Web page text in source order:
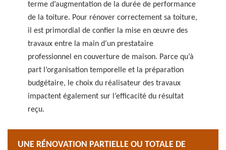
terme d’augmentation de la durée de performance
de la toiture. Pour rénover correctement sa toiture,
il est primordial de confier la mise en œuvre des
travaux entre la main d’un prestataire
professionnel en couverture de maison. Parce qu’à
part l’organisation temporelle et la préparation
budgétaire, le choix du réalisateur des travaux
impactent également sur l’efficacité du résultat
reçu.
UNE RÉNOVATION PARTIELLE OU TOTALE DE